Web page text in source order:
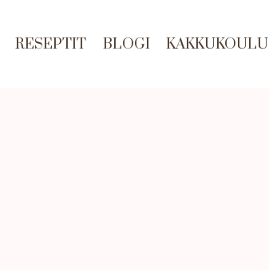
RESEPTIT BLOGI KAKKUKOULU